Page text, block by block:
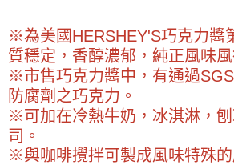
２．訂單成立數日內，您將收到繳費通知簡訊。
３．收到繳費通知簡訊後14天內，點擊此簡訊中
ATM／網路銀行／等多元方式進行付款，方視為交
※ 請注意：結帳手續完成當下不需立刻繳費，但
購買商品的店家。未經商家同意取消之訂單仍視
後付繳納相關費用。
※ 交易是否成功請以「AFTEE先享後付 」之結帳
是否繳費成功／繳費後需取消欲退款等相關疑問，
客戶支援中心」
付款後全家取貨-重量限制含紙箱10kg，請
9.5kg
每筆NT$90，滿NT$990(含以上)免運費
7-11取貨付款-重量限制含紙箱10kg，請控制
kg
每筆NT$90，滿NT$990(含以上)免運費
※為美國HERSHEY'S巧克力醬
質穩定，香醇濃郁，純正風味風
※市售巧克力醬中，有通過
防腐劑之巧克力。
※可加在冷熱牛奶，冰淇淋，
司。
※與咖啡攪拌可製成風味特殊的